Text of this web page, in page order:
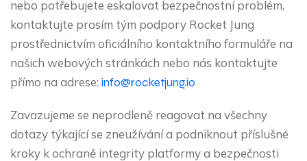
nebo potřebujete eskalovat bezpečnostní problém,
kontaktujte prosím tým podpory Rocket Jung
prostřednictvím oficiálního kontaktního formuláře na
našich webových stránkách nebo nás kontaktujte
přímo na adrese: info@rocketjung.io
Zavazujeme se neprodleně reagovat na všechny
dotazy týkající se zneužívání a podniknout příslušné
kroky k ochraně integrity platformy a bezpečnosti